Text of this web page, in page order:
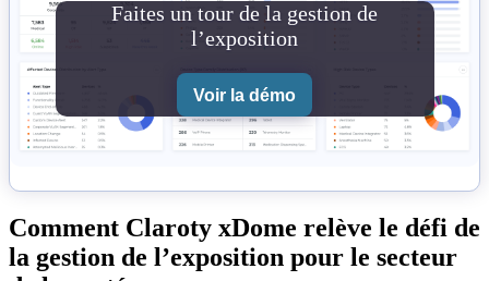
Faites un tour de la gestion de
l’exposition
Voir la démo
Comment Claroty xDome relève le défi de
la gestion de l’exposition pour le secteur